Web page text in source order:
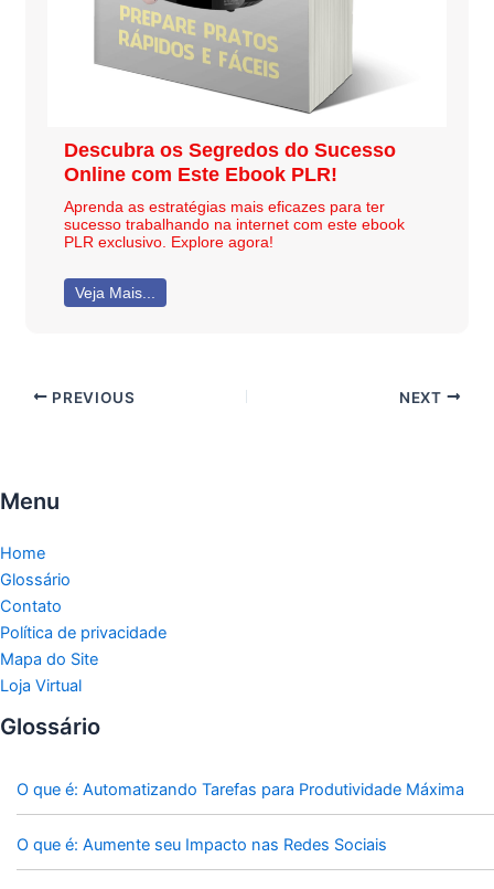
Descubra os Segredos do Sucesso
Online com Este Ebook PLR!
Aprenda as estratégias mais eficazes para ter
sucesso trabalhando na internet com este ebook
PLR exclusivo. Explore agora!
Veja Mais...
PREVIOUS NEXT
Menu
Home
Glossário
Contato
Política de privacidade
Mapa do Site
Loja Virtual
Glossário
O que é: Automatizando Tarefas para Produtividade Máxima
O que é: Aumente seu Impacto nas Redes Sociais